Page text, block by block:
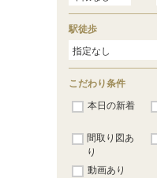
駅徒歩
こだわり条件
本日の新着
間取り図あ
り
動画あり